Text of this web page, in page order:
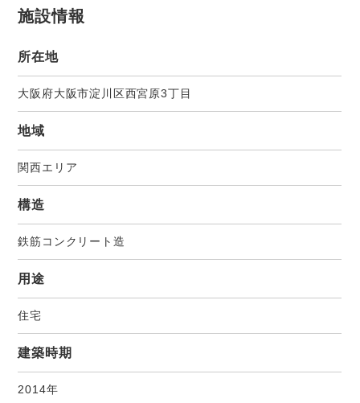
施設情報
所在地
大阪府大阪市淀川区西宮原3丁目
地域
関西エリア
構造
鉄筋コンクリート造
用途
住宅
建築時期
2014年